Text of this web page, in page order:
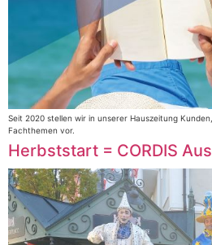
Seit 2020 stellen wir in unserer Hauszeitung
Fachthemen vor.
Herbststart = CORDIS